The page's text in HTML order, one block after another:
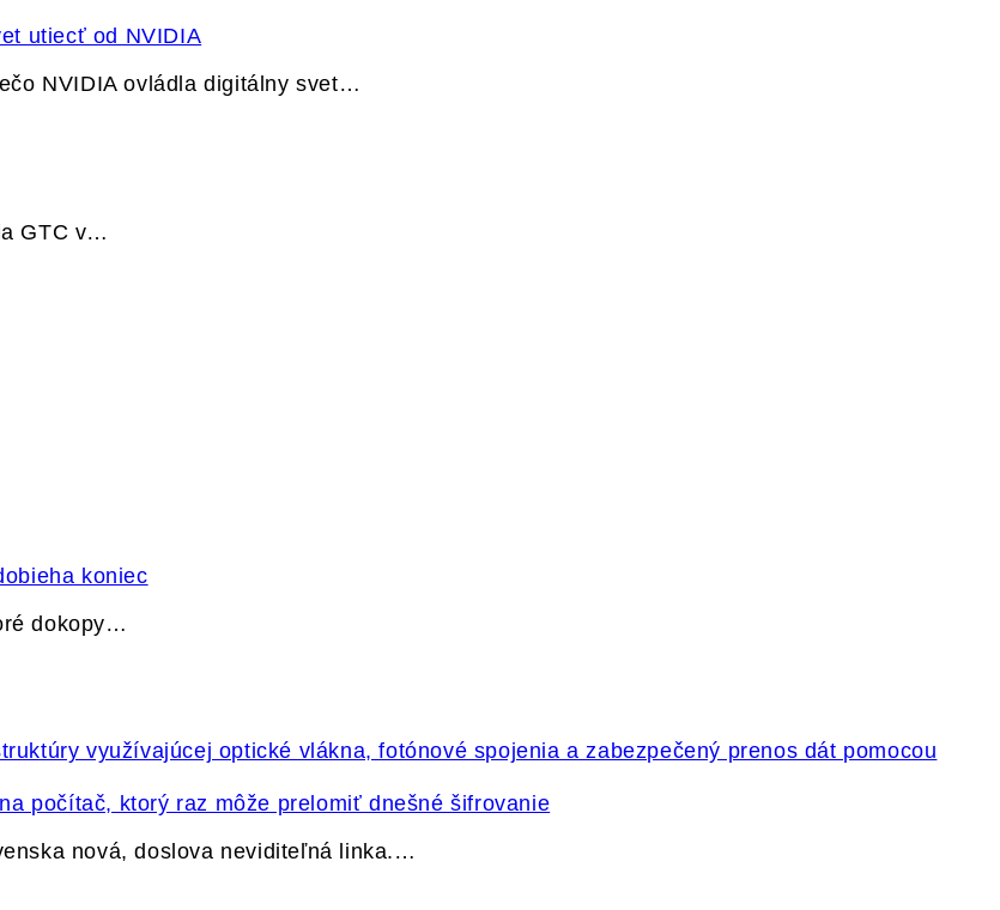
utiecť od NVIDIA
NVIDIA ovládla digitálny svet…
GTC v…
koniec
dokopy…
počítač, ktorý raz môže prelomiť dnešné šifrovanie
nová, doslova neviditeľná linka.…